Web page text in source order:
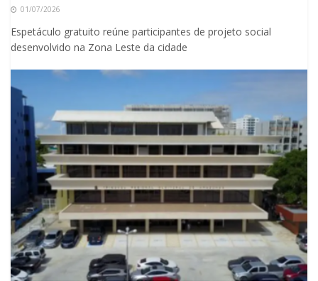
01/07/2026
Espetáculo gratuito reúne participantes de projeto social
desenvolvido na Zona Leste da cidade